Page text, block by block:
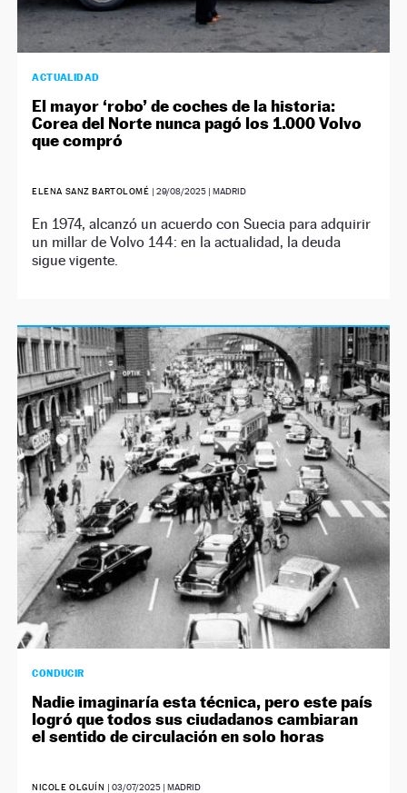
ACTUALIDAD
El mayor ‘robo’ de coches de la historia:
Corea del Norte nunca pagó los 1.000 Volvo
que compró
ELENA SANZ BARTOLOMÉ | 29/08/2025| MADRID
En 1974, alcanzó un acuerdo con Suecia para adquirir
un millar de Volvo 144: en la actualidad, la deuda
sigue vigente.
CONDUCIR
Nadie imaginaría esta técnica, pero este país
logró que todos sus ciudadanos cambiaran
el sentido de circulación en solo horas
NICOLE OLGUÍN | 03/07/2025| MADRID